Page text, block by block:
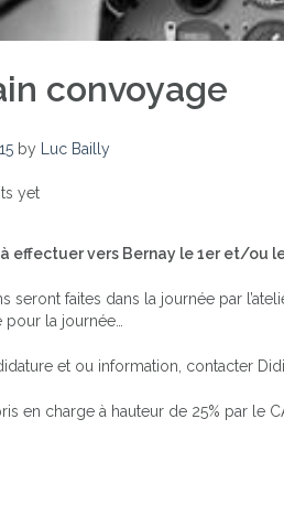
convoyage
by
Luc Bailly
yet
effectuer vers Bernay le 1er et/ou
seront faites dans la journée par
la journée…
et ou information, contacter
en charge à hauteur de 25% par le